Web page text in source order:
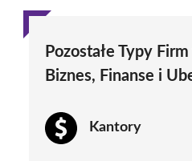
Pozostałe Typy
Biznes, Finanse i
Kantory